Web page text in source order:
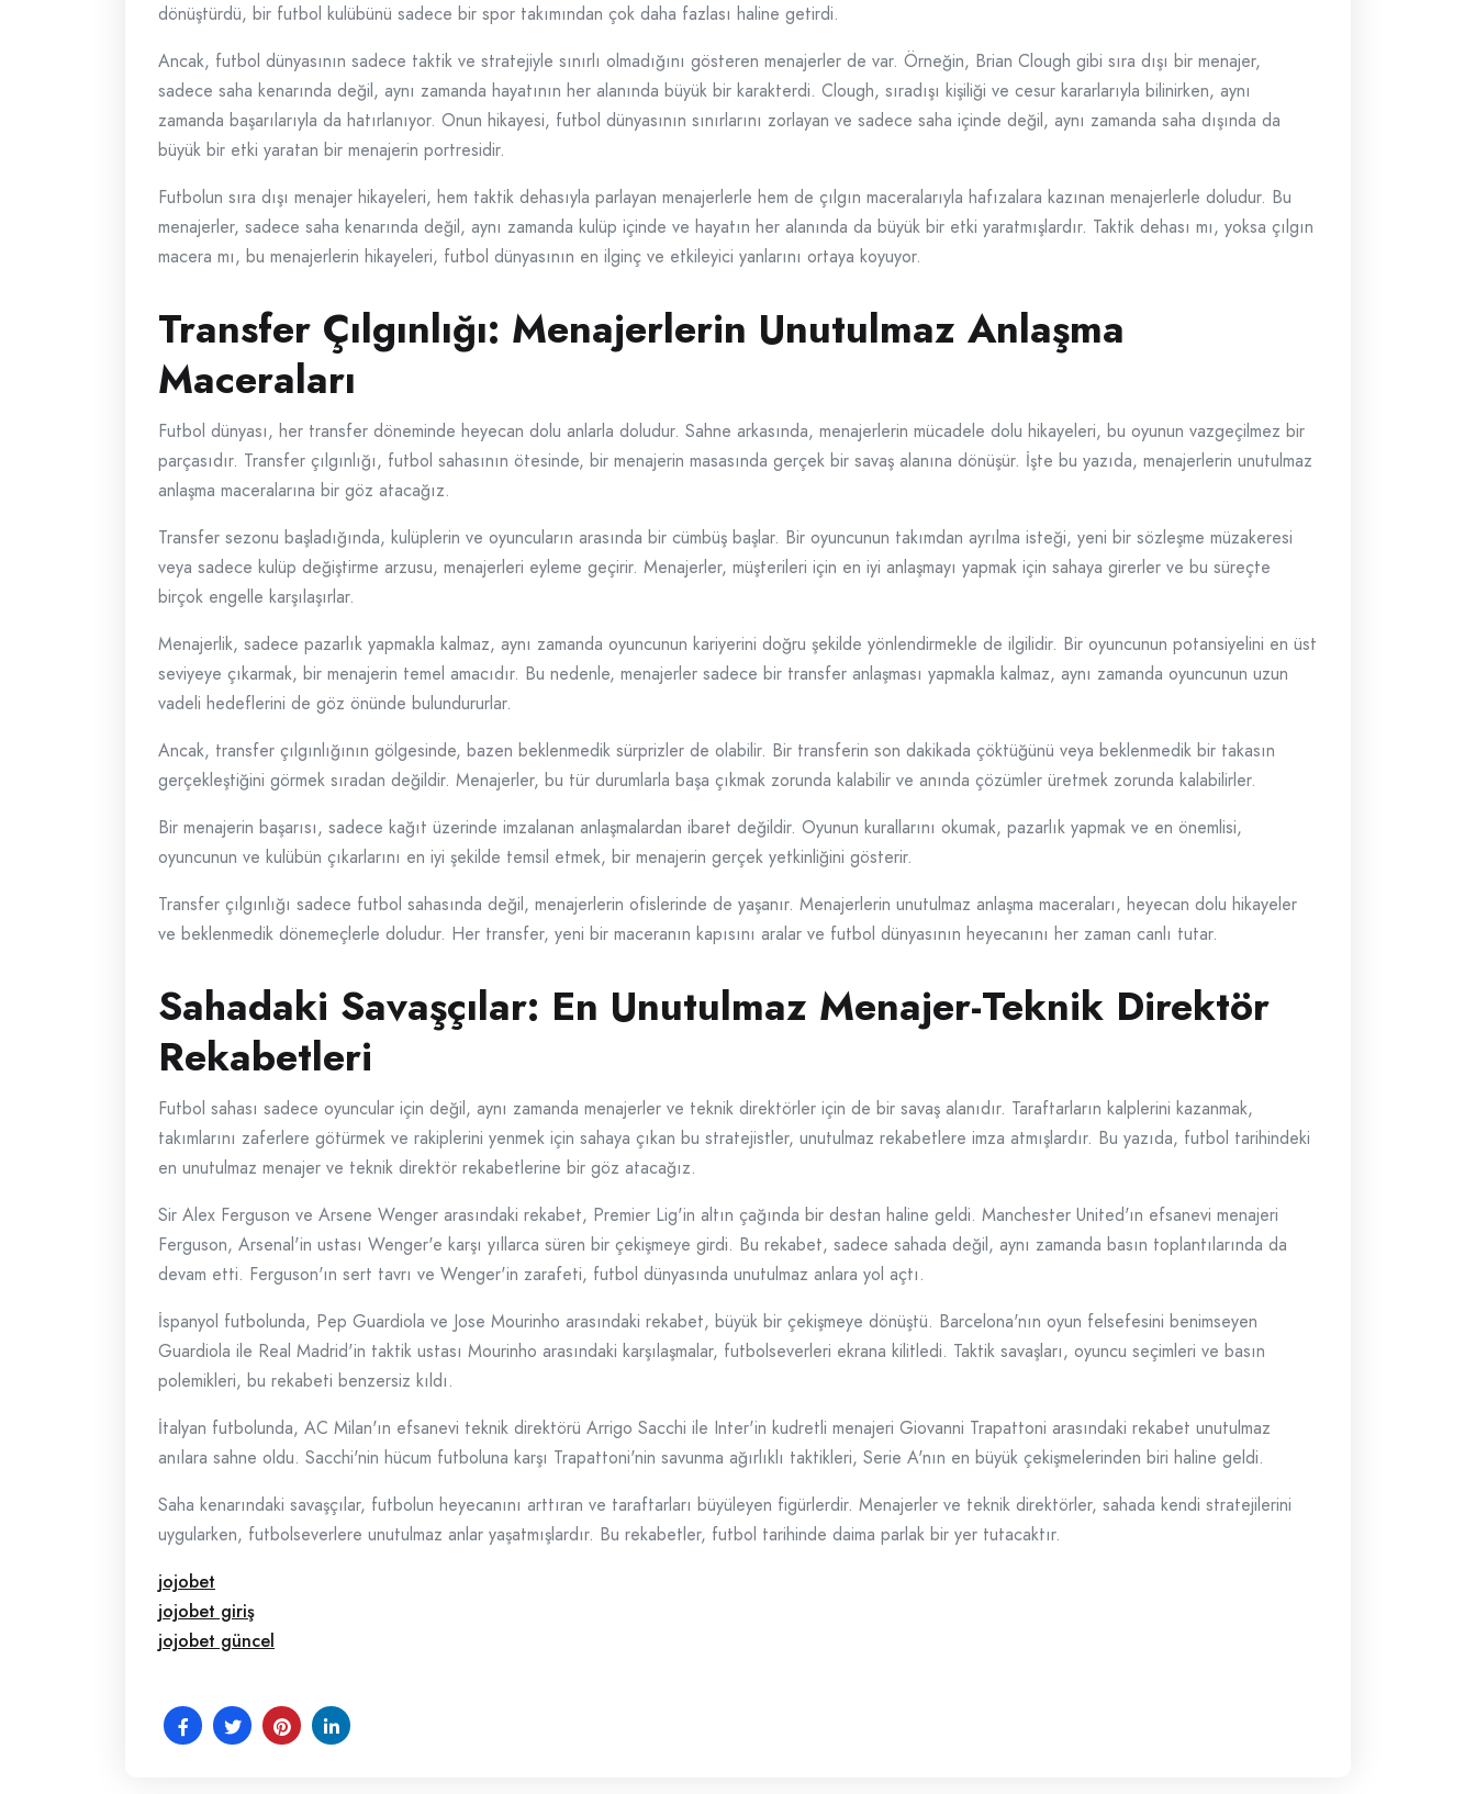
dönüştürdü, bir futbol kulübünü sadece bir spor takımından çok daha fazlası haline getirdi.
Ancak, futbol dünyasının sadece taktik ve stratejiyle sınırlı olmadığını gösteren menajerler de var. Örneğin, Brian Clough gibi sıra dışı bir menajer,
sadece saha kenarında değil, aynı zamanda hayatının her alanında büyük bir karakterdi. Clough, sıradışı kişiliği ve cesur kararlarıyla bilinirken, aynı
zamanda başarılarıyla da hatırlanıyor. Onun hikayesi, futbol dünyasının sınırlarını zorlayan ve sadece saha içinde değil, aynı zamanda saha dışında da
büyük bir etki yaratan bir menajerin portresidir.
Futbolun sıra dışı menajer hikayeleri, hem taktik dehasıyla parlayan menajerlerle hem de çılgın maceralarıyla hafızalara kazınan menajerlerle doludur. Bu
menajerler, sadece saha kenarında değil, aynı zamanda kulüp içinde ve hayatın her alanında da büyük bir etki yaratmışlardır. Taktik dehası mı, yoksa çılgın
macera mı, bu menajerlerin hikayeleri, futbol dünyasının en ilginç ve etkileyici yanlarını ortaya koyuyor.
Transfer Çılgınlığı: Menajerlerin Unutulmaz Anlaşma
Maceraları
Futbol dünyası, her transfer döneminde heyecan dolu anlarla doludur. Sahne arkasında, menajerlerin mücadele dolu hikayeleri, bu oyunun vazgeçilmez bir
parçasıdır. Transfer çılgınlığı, futbol sahasının ötesinde, bir menajerin masasında gerçek bir savaş alanına dönüşür. İşte bu yazıda, menajerlerin unutulmaz
anlaşma maceralarına bir göz atacağız.
Transfer sezonu başladığında, kulüplerin ve oyuncuların arasında bir cümbüş başlar. Bir oyuncunun takımdan ayrılma isteği, yeni bir sözleşme müzakeresi
veya sadece kulüp değiştirme arzusu, menajerleri eyleme geçirir. Menajerler, müşterileri için en iyi anlaşmayı yapmak için sahaya girerler ve bu süreçte
birçok engelle karşılaşırlar.
Menajerlik, sadece pazarlık yapmakla kalmaz, aynı zamanda oyuncunun kariyerini doğru şekilde yönlendirmekle de ilgilidir. Bir oyuncunun potansiyelini en üst
seviyeye çıkarmak, bir menajerin temel amacıdır. Bu nedenle, menajerler sadece bir transfer anlaşması yapmakla kalmaz, aynı zamanda oyuncunun uzun
vadeli hedeflerini de göz önünde bulundururlar.
Ancak, transfer çılgınlığının gölgesinde, bazen beklenmedik sürprizler de olabilir. Bir transferin son dakikada çöktüğünü veya beklenmedik bir takasın
gerçekleştiğini görmek sıradan değildir. Menajerler, bu tür durumlarla başa çıkmak zorunda kalabilir ve anında çözümler üretmek zorunda kalabilirler.
Bir menajerin başarısı, sadece kağıt üzerinde imzalanan anlaşmalardan ibaret değildir. Oyunun kurallarını okumak, pazarlık yapmak ve en önemlisi,
oyuncunun ve kulübün çıkarlarını en iyi şekilde temsil etmek, bir menajerin gerçek yetkinliğini gösterir.
Transfer çılgınlığı sadece futbol sahasında değil, menajerlerin ofislerinde de yaşanır. Menajerlerin unutulmaz anlaşma maceraları, heyecan dolu hikayeler
ve beklenmedik dönemeçlerle doludur. Her transfer, yeni bir maceranın kapısını aralar ve futbol dünyasının heyecanını her zaman canlı tutar.
Sahadaki Savaşçılar: En Unutulmaz Menajer-Teknik Direktör
Rekabetleri
Futbol sahası sadece oyuncular için değil, aynı zamanda menajerler ve teknik direktörler için de bir savaş alanıdır. Taraftarların kalplerini kazanmak,
takımlarını zaferlere götürmek ve rakiplerini yenmek için sahaya çıkan bu stratejistler, unutulmaz rekabetlere imza atmışlardır. Bu yazıda, futbol tarihindeki
en unutulmaz menajer ve teknik direktör rekabetlerine bir göz atacağız.
Sir Alex Ferguson ve Arsene Wenger arasındaki rekabet, Premier Lig'in altın çağında bir destan haline geldi. Manchester United'ın efsanevi menajeri
Ferguson, Arsenal'in ustası Wenger'e karşı yıllarca süren bir çekişmeye girdi. Bu rekabet, sadece sahada değil, aynı zamanda basın toplantılarında da
devam etti. Ferguson'ın sert tavrı ve Wenger'in zarafeti, futbol dünyasında unutulmaz anlara yol açtı.
İspanyol futbolunda, Pep Guardiola ve Jose Mourinho arasındaki rekabet, büyük bir çekişmeye dönüştü. Barcelona'nın oyun felsefesini benimseyen
Guardiola ile Real Madrid'in taktik ustası Mourinho arasındaki karşılaşmalar, futbolseverleri ekrana kilitledi. Taktik savaşları, oyuncu seçimleri ve basın
polemikleri, bu rekabeti benzersiz kıldı.
İtalyan futbolunda, AC Milan'ın efsanevi teknik direktörü Arrigo Sacchi ile Inter'in kudretli menajeri Giovanni Trapattoni arasındaki rekabet unutulmaz
anılara sahne oldu. Sacchi'nin hücum futboluna karşı Trapattoni'nin savunma ağırlıklı taktikleri, Serie A'nın en büyük çekişmelerinden biri haline geldi.
Saha kenarındaki savaşçılar, futbolun heyecanını arttıran ve taraftarları büyüleyen figürlerdir. Menajerler ve teknik direktörler, sahada kendi stratejilerini
uygularken, futbolseverlere unutulmaz anlar yaşatmışlardır. Bu rekabetler, futbol tarihinde daima parlak bir yer tutacaktır.
jojobet
jojobet giriş
jojobet güncel